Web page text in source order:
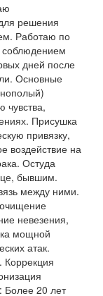
решения
Работаю по
соблюдением
дней после
Основные
Присушка
привязку,
воздействие на
Остуда
бывшим.
между ними.
невезения,
мощной
атак.
Коррекция
Более 20 лет